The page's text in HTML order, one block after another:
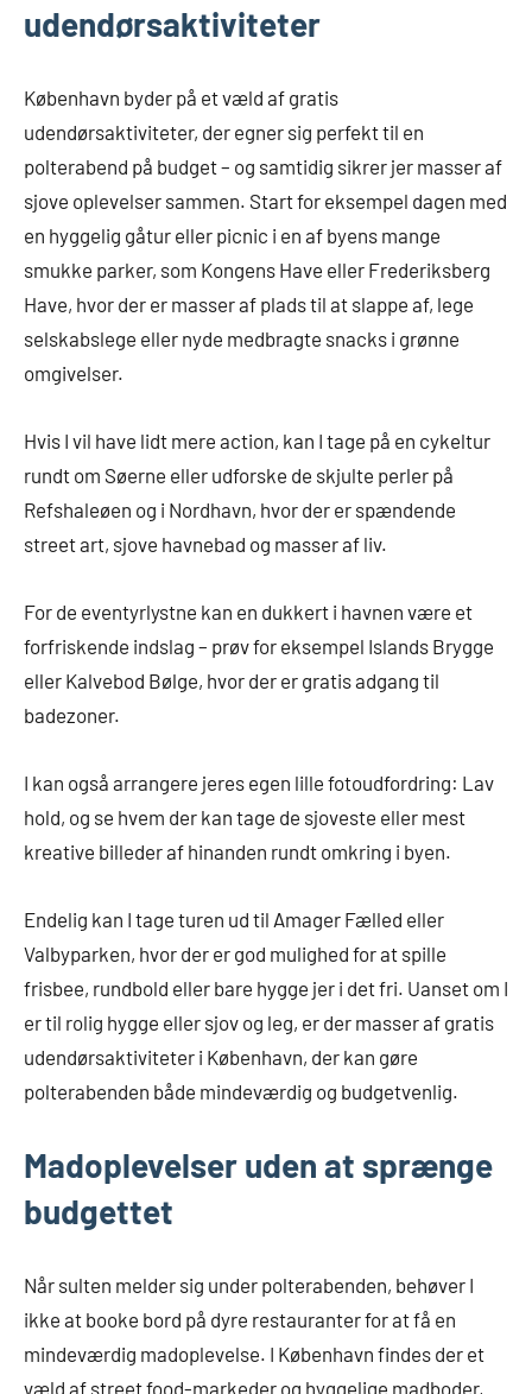
udendørsaktiviteter
København byder på et væld af gratis
udendørsaktiviteter, der egner sig perfekt til en
polterabend på budget – og samtidig sikrer jer masser af
sjove oplevelser sammen. Start for eksempel dagen med
en hyggelig gåtur eller picnic i en af byens mange
smukke parker, som Kongens Have eller Frederiksberg
Have, hvor der er masser af plads til at slappe af, lege
selskabslege eller nyde medbragte snacks i grønne
omgivelser.
Hvis I vil have lidt mere action, kan I tage på en cykeltur
rundt om Søerne eller udforske de skjulte perler på
Refshaleøen og i Nordhavn, hvor der er spændende
street art, sjove havnebad og masser af liv.
For de eventyrlystne kan en dukkert i havnen være et
forfriskende indslag – prøv for eksempel Islands Brygge
eller Kalvebod Bølge, hvor der er gratis adgang til
badezoner.
I kan også arrangere jeres egen lille fotoudfordring: Lav
hold, og se hvem der kan tage de sjoveste eller mest
kreative billeder af hinanden rundt omkring i byen.
Endelig kan I tage turen ud til Amager Fælled eller
Valbyparken, hvor der er god mulighed for at spille
frisbee, rundbold eller bare hygge jer i det fri. Uanset om I
er til rolig hygge eller sjov og leg, er der masser af gratis
udendørsaktiviteter i København, der kan gøre
polterabenden både mindeværdig og budgetvenlig.
Madoplevelser uden at sprænge
budgettet
Når sulten melder sig under polterabenden, behøver I
ikke at booke bord på dyre restauranter for at få en
mindeværdig madoplevelse. I København findes der et
væld af street food-markeder og hyggelige madboder,